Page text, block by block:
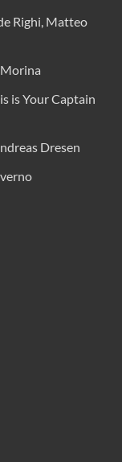
Righi, Matteo
is Your Captain
Dresen